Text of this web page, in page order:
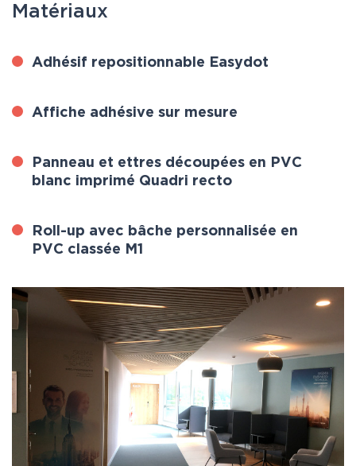
Matériaux
Adhésif repositionnable Easydot
Affiche adhésive sur mesure
Panneau et ettres découpées en PVC
blanc imprimé Quadri recto
Roll-up avec bâche personnalisée en
PVC classée M1